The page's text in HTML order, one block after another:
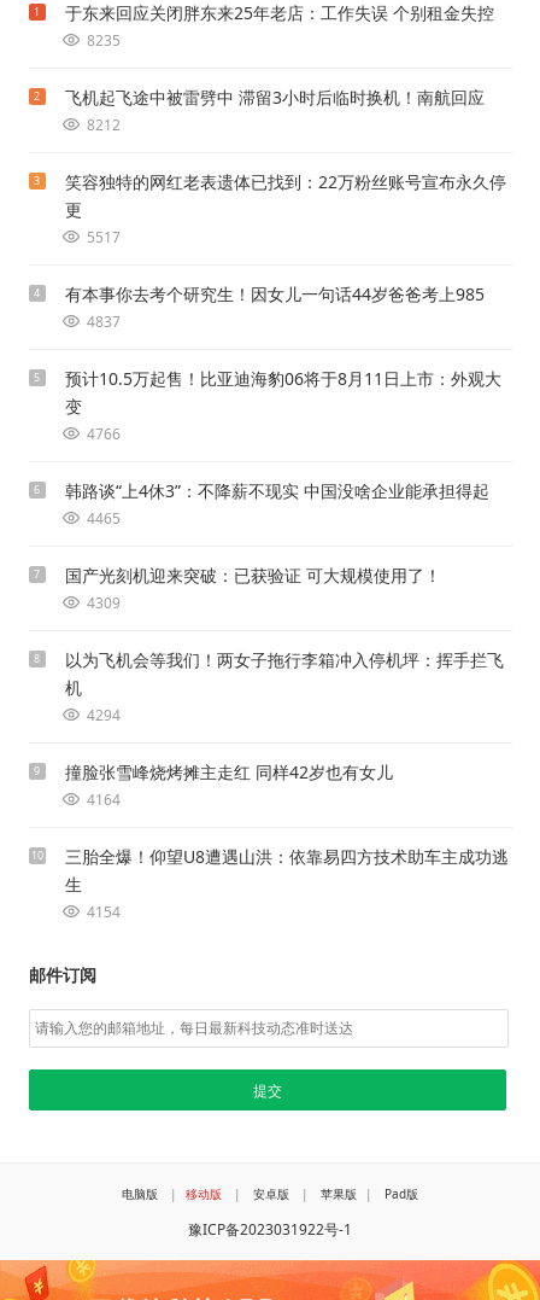
1 于东来回应关闭胖东来25年老店：工作失误 个别租金失控
8235
2 飞机起飞途中被雷劈中 滞留3小时后临时换机！南航回应
8212
3
笑容独特的网红老表遗体已找到：22万粉丝账号宣布永久停
更
5517
4 有本事你去考个研究生！因女儿一句话44岁爸爸考上985
4837
5
预计10.5万起售！比亚迪海豹06将于8月11日上市：外观大
变
4766
6 韩路谈“上4休3”：不降薪不现实 中国没啥企业能承担得起
4465
7 国产光刻机迎来突破：已获验证 可大规模使用了！
4309
8
以为飞机会等我们！两女子拖行李箱冲入停机坪：挥手拦飞
机
4294
9 撞脸张雪峰烧烤摊主走红 同样42岁也有女儿
4164
10
三胎全爆！仰望U8遭遇山洪：依靠易四方技术助车主成功逃
生
4154
邮件订阅
电脑版 | 移动版 | 安卓版 | 苹果版 | Pad版
豫ICP备2023031922号-1